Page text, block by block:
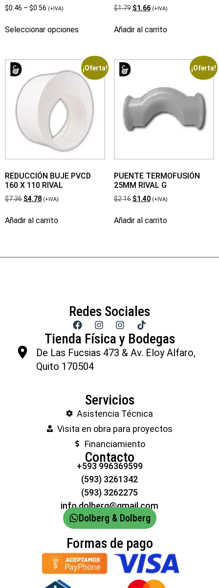
$0.46 – $0.56 (+IVA)
Seleccionar opciones
$1.79 $1.66 (+IVA)
Añadir al carrito
¡Oferta!
REDUCCIÓN BUJE PVCD
160 X 110 RIVAL
$7.36 $4.78 (+IVA)
Añadir al carrito
¡Oferta!
PUENTE TERMOFUSIÓN
25MM RIVAL G
$2.16 $1.40 (+IVA)
Añadir al carrito
Redes Sociales
Tienda Física y Bodegas
De Las Fucsias 473 & Av. Eloy Alfaro,
Quito 170504
Servicios
Asistencia Técnica
Visita en obra para proyectos
Financiamiento
Contacto
+593 996369599
(593) 3261342
(593) 3262275
info.dolberg@gmail.com
Dolberg & Dolberg
Formas de pago